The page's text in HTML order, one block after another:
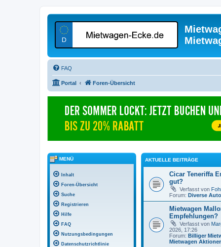
FAQ
Portal Foren-Übersicht
AKTUELLE BEITRÄGE
Cicar Teneriffa
gut?
Verfasst von
Forum: Diverse
Mietwagen
Empfehlungen?
Verfasst von
2026, 17:26
Forum: Billiger
Mietwagen
MENÜ
Inhalt
Foren-Übersicht
Suche
Registrieren
Hilfe
FAQ
Nutzungsbedingungen
Datenschutzrichtlinie